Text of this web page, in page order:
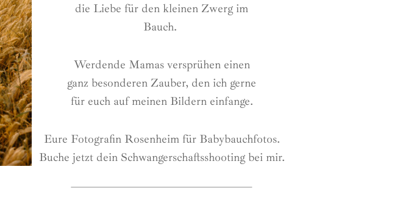
die Liebe für den kleinen Zwerg im
Bauch.
Werdende Mamas versprühen einen
ganz besonderen Zauber, den ich gerne
für euch auf meinen Bildern einfange.
Eure Fotografin Rosenheim für Babybauchfotos.
Buche jetzt dein Schwangerschaftsshooting bei mir.